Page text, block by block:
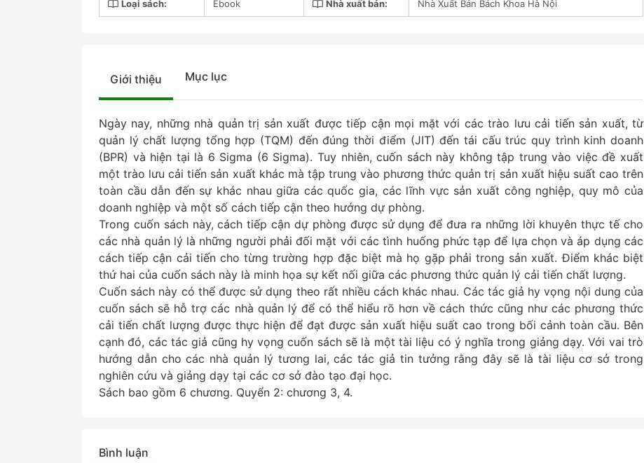
Loại sách: Ebook Nhà xuất bản: Nhà Xuất Bản Bách Khoa Hà Nội
Giới thiệu Mục lục
Ngày nay, những nhà quản trị sản xuất được tiếp cận mọi mặt với các trào lưu cải tiến sản xuất, từ
quản lý chất lượng tổng hợp (TQM) đến đúng thời điểm (JIT) đến tái cấu trúc quy trình kinh doanh
(BPR) và hiện tại là 6 Sigma (6 Sigma). Tuy nhiên, cuốn sách này không tập trung vào việc đề xuất
một trào lưu cải tiến sản xuất khác mà tập trung vào phương thức quản trị sản xuất hiệu suất cao trên
toàn cầu dẫn đến sự khác nhau giữa các quốc gia, các lĩnh vực sản xuất công nghiệp, quy mô của
doanh nghiệp và một số cách tiếp cận theo hướng dự phòng.
Trong cuốn sách này, cách tiếp cận dự phòng được sử dụng để đưa ra những lời khuyên thực tế cho
các nhà quản lý là những người phải đối mặt với các tình huống phức tạp để lựa chọn và áp dụng các
cách tiếp cận cải tiến cho từng trường hợp đặc biệt mà họ gặp phải trong sản xuất. Điểm khác biệt
thứ hai của cuốn sách này là minh họa sự kết nối giữa các phương thức quản lý cải tiến chất lượng.
Cuốn sách này có thể được sử dụng theo rất nhiều cách khác nhau. Các tác giả hy vọng nội dung của
cuốn sách sẽ hỗ trợ các nhà quản lý để có thể hiểu rõ hơn về cách thức cũng như các phương thức
cải tiến chất lượng được thực hiện để đạt được sản xuất hiệu suất cao trong bối cảnh toàn cầu. Bên
cạnh đó, các tác giả cũng hy vọng cuốn sách sẽ là một tài liệu có ý nghĩa trong giảng dạy. Với vai trò
hướng dẫn cho các nhà quản lý tương lai, các tác giả tin tưởng rằng đây sẽ là tài liệu cơ sở trong
nghiên cứu và giảng dạy tại các cơ sở đào tạo đại học.
Sách bao gồm 6 chương. Quyển 2: chương 3, 4.
Bình luận